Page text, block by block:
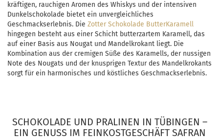
kräftigen, rauchigen Aromen des Whiskys und der intensiven
Dunkelschokolade bietet ein unvergleichliches
Geschmackserlebnis. Die Zotter Schokolade ButterKaramell
hingegen besteht aus einer Schicht butterzartem Karamell, das
auf einer Basis aus Nougat und Mandelkrokant liegt. Die
Kombination aus der cremigen Süße des Karamells, der nussigen
Note des Nougats und der knusprigen Textur des Mandelkrokants
sorgt für ein harmonisches und köstliches Geschmackserlebnis.
SCHOKOLADE UND PRALINEN IN TÜBINGEN –
EIN GENUSS IM FEINKOSTGESCHÄFT SAFRAN